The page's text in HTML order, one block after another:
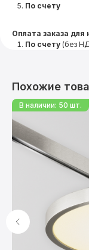
По счету
Оплата заказа для
По счету (без
Похожие